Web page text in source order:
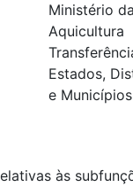
Ministério
Aquicultura
Estados,
e Municípios
às